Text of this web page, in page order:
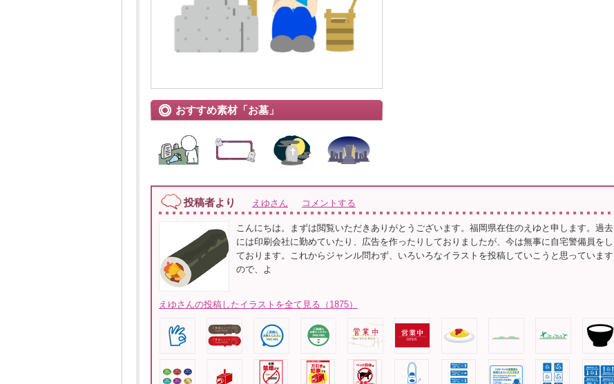
おすすめ素材「お墓」
投稿者より えゆさん コメントする
こんにちは。まずは閲覧いただきありがとうございます。福岡県在住のえゆと申します。過去
には印刷会社に勤めていたり、広告を作ったりしておりましたが、今は無事に自宅警備員をし
ております。これからジャンル問わず、いろいろなイラストを投稿していこうと思っています
ので、よ
えゆさんの投稿したイラストを全て見る（1875）